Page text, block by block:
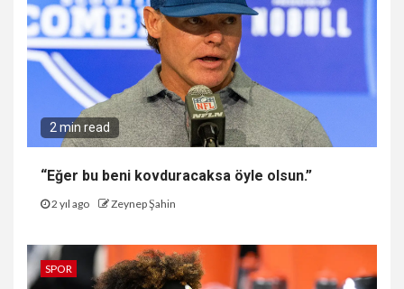
2 min read
“Eğer bu beni kovduracaksa öyle olsun.”
2 yıl ago Zeynep Şahin
SPOR